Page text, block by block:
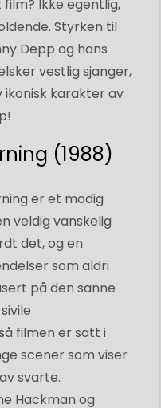
film? Ikke egentlig,
Styrken til
Depp og hans
vestlig sjanger,
ikonisk karakter av
(1988)
er et modig
veldig vanskelig
det, og en
som aldri
på den sanne
filmen er satt i
scener som viser
svarte.
Hackman og